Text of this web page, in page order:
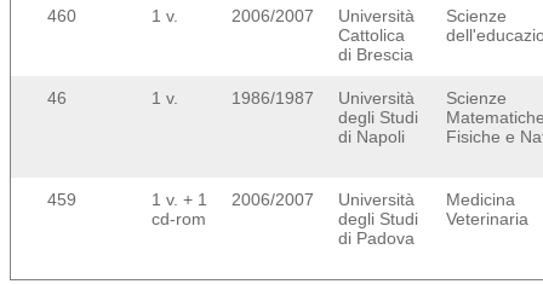
460 1 v. 2006/2007
Università
Cattolica
di Brescia
Scienze
46 1 v. 1986/1987
Università
degli Studi
di Napoli
Scienze
Fisiche e
459
1 v. + 1
cd-rom
2006/2007
Università
degli Studi
di Padova
Medicina
Veterinaria